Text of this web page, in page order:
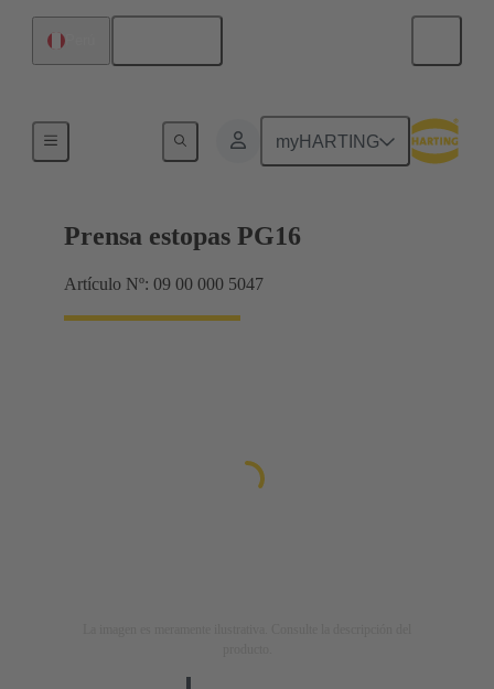
myHARTING
Prensa estopas PG16
Artículo Nº: 09 00 000 5047